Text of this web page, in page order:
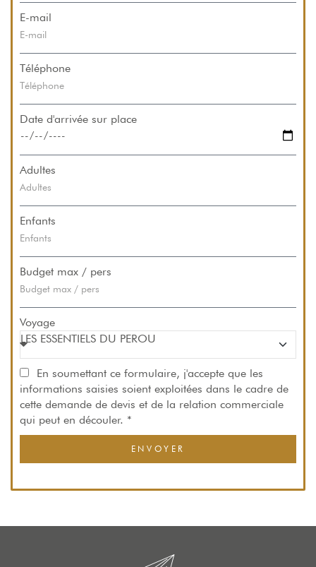
E-mail
Téléphone
Date d'arrivée sur place
Adultes
Enfants
Budget max / pers
Voyage
En soumettant ce formulaire, j'accepte que les
informations saisies soient exploitées dans le cadre de
cette demande de devis et de la relation commerciale
qui peut en découler. *
ENVOYER